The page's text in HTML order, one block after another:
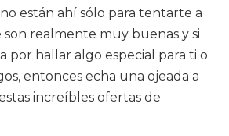
están ahí sólo para tentarte a
son realmente muy buenas y si
por hallar algo especial para ti o
entonces echa una ojeada a
increíbles ofertas de